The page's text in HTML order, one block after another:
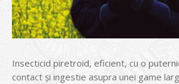
Insecticid piretroid, eficient, cu o
contact şi ingestie asupra unei game